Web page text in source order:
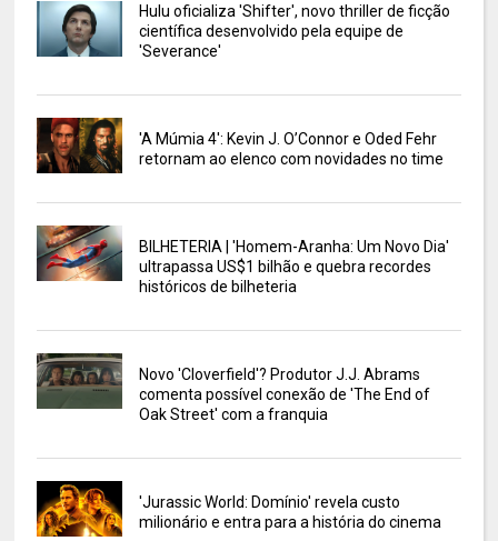
Hulu oficializa 'Shifter', novo thriller de ficção
científica desenvolvido pela equipe de
'Severance'
'A Múmia 4': Kevin J. O’Connor e Oded Fehr
retornam ao elenco com novidades no time
BILHETERIA | 'Homem-Aranha: Um Novo Dia'
ultrapassa US$1 bilhão e quebra recordes
históricos de bilheteria
Novo 'Cloverfield'? Produtor J.J. Abrams
comenta possível conexão de 'The End of
Oak Street' com a franquia
'Jurassic World: Domínio' revela custo
milionário e entra para a história do cinema